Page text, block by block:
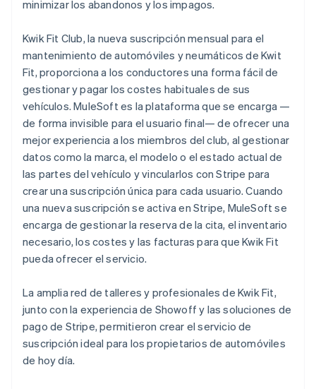
minimizar los abandonos y los impagos.
Kwik Fit Club, la nueva suscripción mensual para el
mantenimiento de automóviles y neumáticos de Kwit
Fit, proporciona a los conductores una forma fácil de
gestionar y pagar los costes habituales de sus
vehículos. MuleSoft es la plataforma que se encarga —
de forma invisible para el usuario final— de ofrecer una
mejor experiencia a los miembros del club, al gestionar
datos como la marca, el modelo o el estado actual de
las partes del vehículo y vincularlos con Stripe para
crear una suscripción única para cada usuario. Cuando
una nueva suscripción se activa en Stripe, MuleSoft se
encarga de gestionar la reserva de la cita, el inventario
necesario, los costes y las facturas para que Kwik Fit
pueda ofrecer el servicio.
La amplia red de talleres y profesionales de Kwik Fit,
junto con la experiencia de Showoff y las soluciones de
pago de Stripe, permitieron crear el servicio de
suscripción ideal para los propietarios de automóviles
de hoy día.